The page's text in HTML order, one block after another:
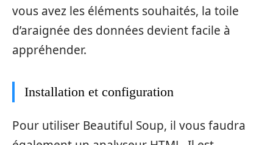
vous avez les éléments souhaités, la toile
d’araignée des données devient facile à
appréhender.
Installation et configuration
Pour utiliser Beautiful Soup, il vous faudra